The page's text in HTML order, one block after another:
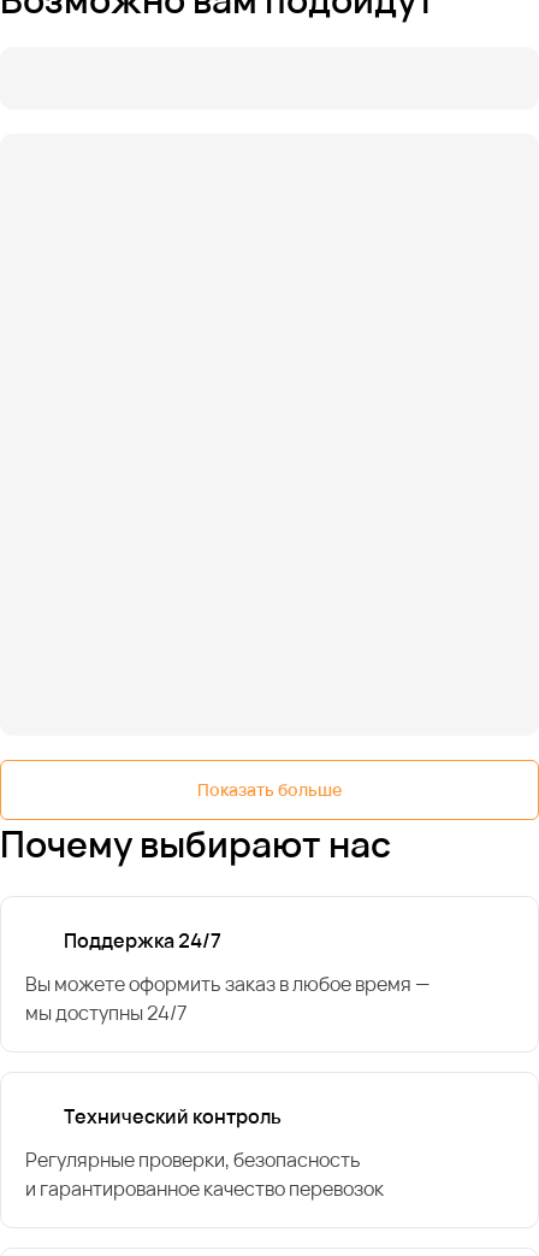
Показать больше
Почему выбирают нас
Поддержка 24/7
Вы можете оформить заказ в любое время —
мы доступны 24/7
Технический контроль
Регулярные проверки, безопасность
и гарантированное качество перевозок